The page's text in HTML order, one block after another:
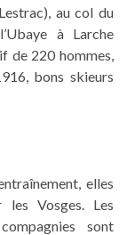
au col du
à Larche
de 220 hommes,
bons skieurs
elles
les Vosges. Les
sont